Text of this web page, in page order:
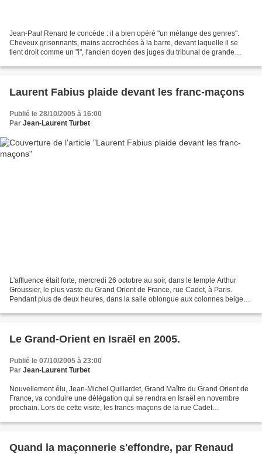
Jean-Paul Renard le concède : il a bien opéré "un mélange des genres".
Cheveux grisonnants, mains accrochées à la barre, devant laquelle il se
tient droit comme un "i", l'ancien doyen des juges du tribunal de grande
Laurent Fabius plaide devant les franc-maçons
Publié le 28/10/2005 à 16:00
Par Jean-Laurent Turbet
L'affluence était forte, mercredi 26 octobre au soir, dans le temple Arthur
Groussier, le plus vaste du Grand Orient de France, rue Cadet, à Paris.
Pendant plus de deux heures, dans la salle oblongue aux colonnes beiges
Le Grand-Orient en Israël en 2005.
Publié le 07/10/2005 à 23:00
Par Jean-Laurent Turbet
Nouvellement élu, Jean-Michel Quillardet, Grand Maître du Grand Orient de
France, va conduire une délégation qui se rendra en Israël en novembre
prochain. Lors de cette visite, les francs-maçons de la rue Cadet
Quand la maçonnerie s'effondre, par Renaud